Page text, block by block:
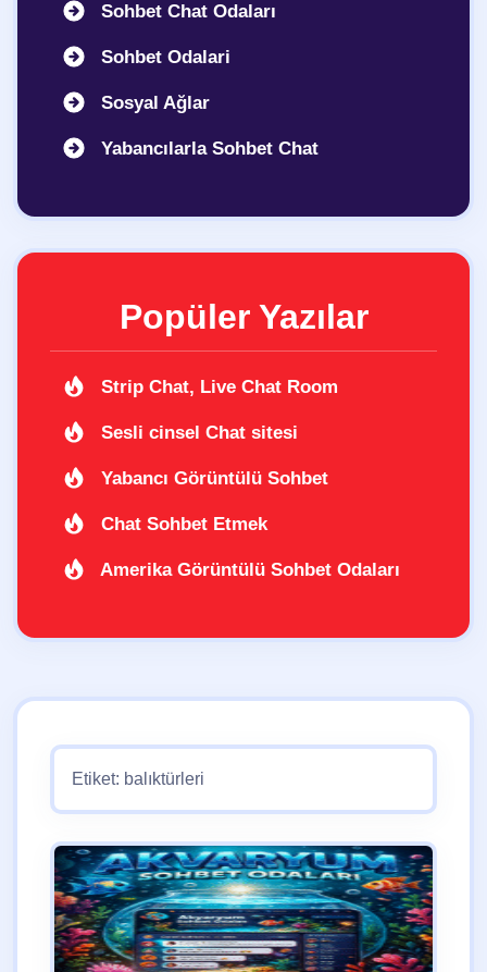
Sohbet Chat Odaları
Sohbet Odalari
Sosyal Ağlar
Yabancılarla Sohbet Chat
Popüler Yazılar
Strip Chat, Live Chat Room
Sesli cinsel Chat sitesi
Yabancı Görüntülü Sohbet
Chat Sohbet Etmek
Amerika Görüntülü Sohbet Odaları
Etiket: balıktürleri